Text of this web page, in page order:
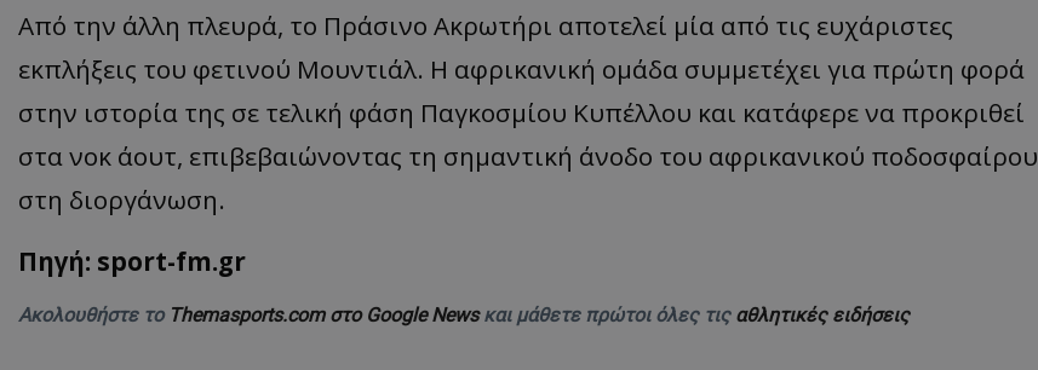
Από την άλλη πλευρά, το Πράσινο Ακρωτήρι αποτελεί μία από τις ευχάριστες
εκπλήξεις του φετινού Μουντιάλ. Η αφρικανική ομάδα συμμετέχει για πρώτη φορά
στην ιστορία της σε τελική φάση Παγκοσμίου Κυπέλλου και κατάφερε να προκριθεί
στα νοκ άουτ, επιβεβαιώνοντας τη σημαντική άνοδο του αφρικανικού ποδοσφαίρου
στη διοργάνωση.
Πηγή: sport-fm.gr
Ακολουθήστε το Themasports.com στο Google Newsκαι μάθετε πρώτοι όλες τις αθλητικές ειδήσεις